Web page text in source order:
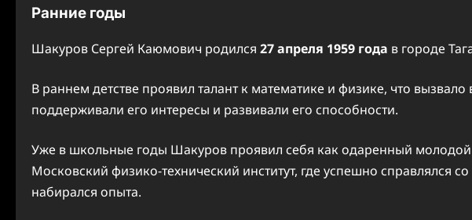
Ранние годы
Шакуров Сергей Каюмович родился 27 апреля 1959 года в городе
В раннем детстве проявил талант к математике и физике, что
поддерживали его интересы и развивали его способности.
Уже в школьные годы Шакуров проявил себя как одаренный молодой
Московский физико-технический институт, где успешно справлялся
набирался опыта.